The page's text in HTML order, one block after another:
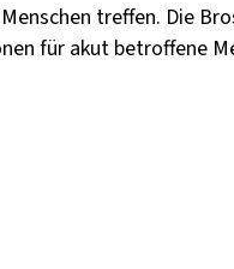
treffen. Die
für akut betroffene